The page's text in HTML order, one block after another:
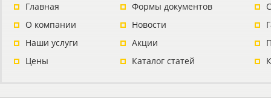
Главная
О компании
Наши услуги
Цены
Формы документов
Новости
Акции
Каталог статей